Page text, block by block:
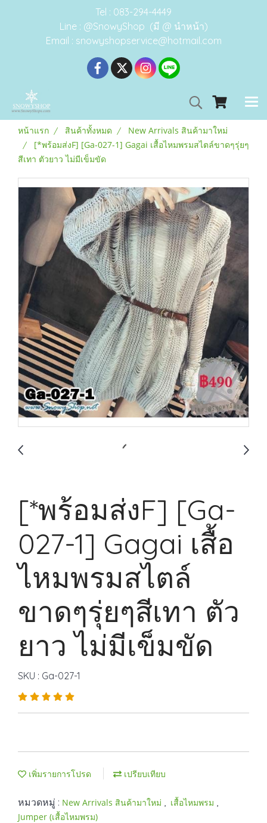
Tel : 083-294-4449
Line : @SnowyShop (มี @ นำหน้า)
Email : snowyshopservice@hotmail.com
หน้าแรก สินค้าทั้งหมด
New Arrivals สินค้ามาใหม่
[*พร้อมส่งF] [Ga-027-1] Gagai เสื้อไหมพรมสไตล์ขาดๆรุ่ยๆ
สีเทา ตัวยาว ไม่มีเข็มขัด
[*พร้อมส่งF] [Ga-
027-1] Gagai เสื้อ
ไหมพรมสไตล์
ขาดๆรุ่ยๆสีเทา ตัว
ยาว ไม่มีเข็มขัด
SKU : Ga-027-1
เพิ่มรายการโปรด เปรียบเทียบ
หมวดหมู่ : New Arrivals สินค้ามาใหม่ , เสื้อไหมพรม ,
Jumper (เสื้อไหมพรม)